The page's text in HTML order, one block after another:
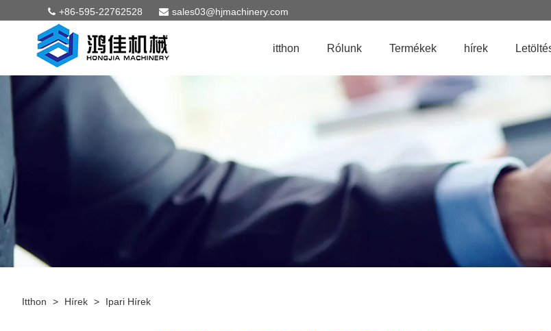
+86-595-22762528 sales03@hjmachinery.com
itthon Rólunk Termékek hírek
Itthon > Hírek > Ipari Hírek